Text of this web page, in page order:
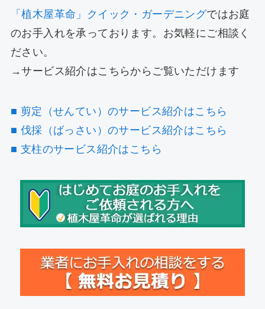
「植木屋革命」クイック・ガーデニングではお庭
のお手入れを承っております。お気軽にご相談く
ださい。
→サービス紹介はこちらからご覧いただけます
■ 剪定（せんてい）のサービス紹介はこちら
■ 伐採（ばっさい）のサービス紹介はこちら
■ 支柱のサービス紹介はこちら